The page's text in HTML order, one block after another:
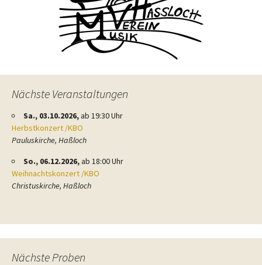
Nächste Veranstaltungen
Sa., 03.10.2026,ab 19:30 Uhr
Herbstkonzert /KBO
Pauluskirche, Haßloch
So., 06.12.2026,ab 18:00 Uhr
Weihnachtskonzert /KBO
Christuskirche, Haßloch
Nächste Proben